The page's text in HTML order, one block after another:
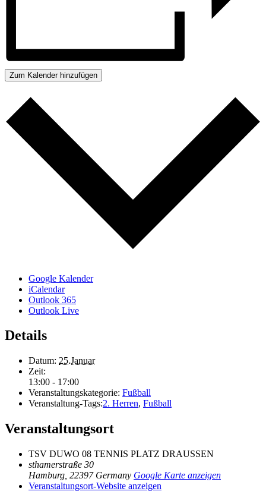
Zum Kalender hinzufügen
Google Kalender
iCalendar
Outlook 365
Outlook Live
Details
Datum: 25.Januar
Zeit:
13:00 - 17:00
Veranstaltungskategorie: Fußball
Veranstaltung-Tags:2. Herren, Fußball
Veranstaltungsort
TSV DUWO 08 TENNIS PLATZ DRAUSSEN
sthamerstraße 30
Hamburg 22397 Germany Google Karte anzeigen
Veranstaltungsort-Website anzeigen